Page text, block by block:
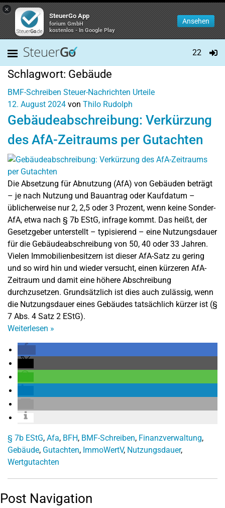
×
SteuerGo App
forium GmbH
kostenlos - In Google Play
Ansehen
22
Schlagwort: Gebäude
BMF-Schreiben Steuer-Nachrichten Urteile
12. August 2024 von Thilo Rudolph
Gebäudeabschreibung: Verkürzung
des AfA-Zeitraums per Gutachten
Die Absetzung für Abnutzung (AfA) von Gebäuden beträgt
– je nach Nutzung und Bauantrag oder Kaufdatum –
üblicherweise nur 2, 2,5 oder 3 Prozent, wenn keine Sonder-
AfA, etwa nach § 7b EStG, infrage kommt. Das heißt, der
Gesetzgeber unterstellt – typisierend – eine Nutzungsdauer
für die Gebäudeabschreibung von 50, 40 oder 33 Jahren.
Vielen Immobilienbesitzern ist dieser AfA-Satz zu gering
und so wird hin und wieder versucht, einen kürzeren AfA-
Zeitraum und damit eine höhere Abschreibung
durchzusetzen. Grundsätzlich ist dies auch zulässig, wenn
die Nutzungsdauer eines Gebäudes tatsächlich kürzer ist (§
7 Abs. 4 Satz 2 EStG).
Weiterlesen »
§ 7b EStG, Afa, BFH, BMF-Schreiben, Finanzverwaltung,
Gebäude, Gutachten, ImmoWertV, Nutzungsdauer,
Wertgutachten
Post Navigation